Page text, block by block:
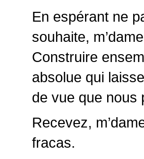
En espérant ne
souhaite,
Construire
absolue qui
de vue que nous
Recevez,
fracas.